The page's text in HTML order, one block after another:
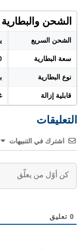
الشحن والبطارية
الشحن السريع
سعة البطارية
نوع البطارية
قابلية إزالة
التعليقات
اشترك في التنبيهات
0 تعليق